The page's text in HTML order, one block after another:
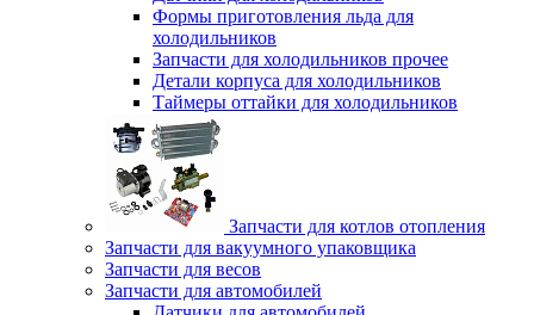
Формы приготовления льда для
холодильников
Запчасти для холодильников прочее
Детали корпуса для холодильников
Таймеры оттайки для холодильников
Запчасти для котлов отопления
Запчасти для вакуумного упаковщика
Запчасти для весов
Запчасти для автомобилей